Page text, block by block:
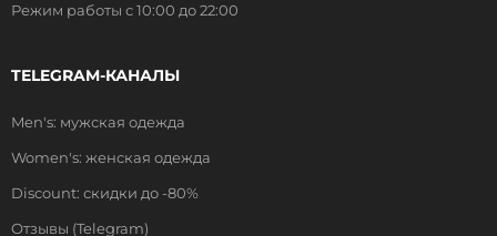
Режим работы с 10:00 до 22:00
TELEGRAM-КАНАЛЫ
Men's: мужская одежда
Women's: женская одежда
Discount: скидки до -80%
Отзывы (Telegram)